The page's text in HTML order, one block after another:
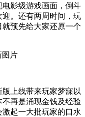
影级游戏画面，倒斗
。还有两周时间，玩
预先给大家还原一个
上线带来玩家梦寐以
再是涌现金钱及经验
起一大批玩家的口水